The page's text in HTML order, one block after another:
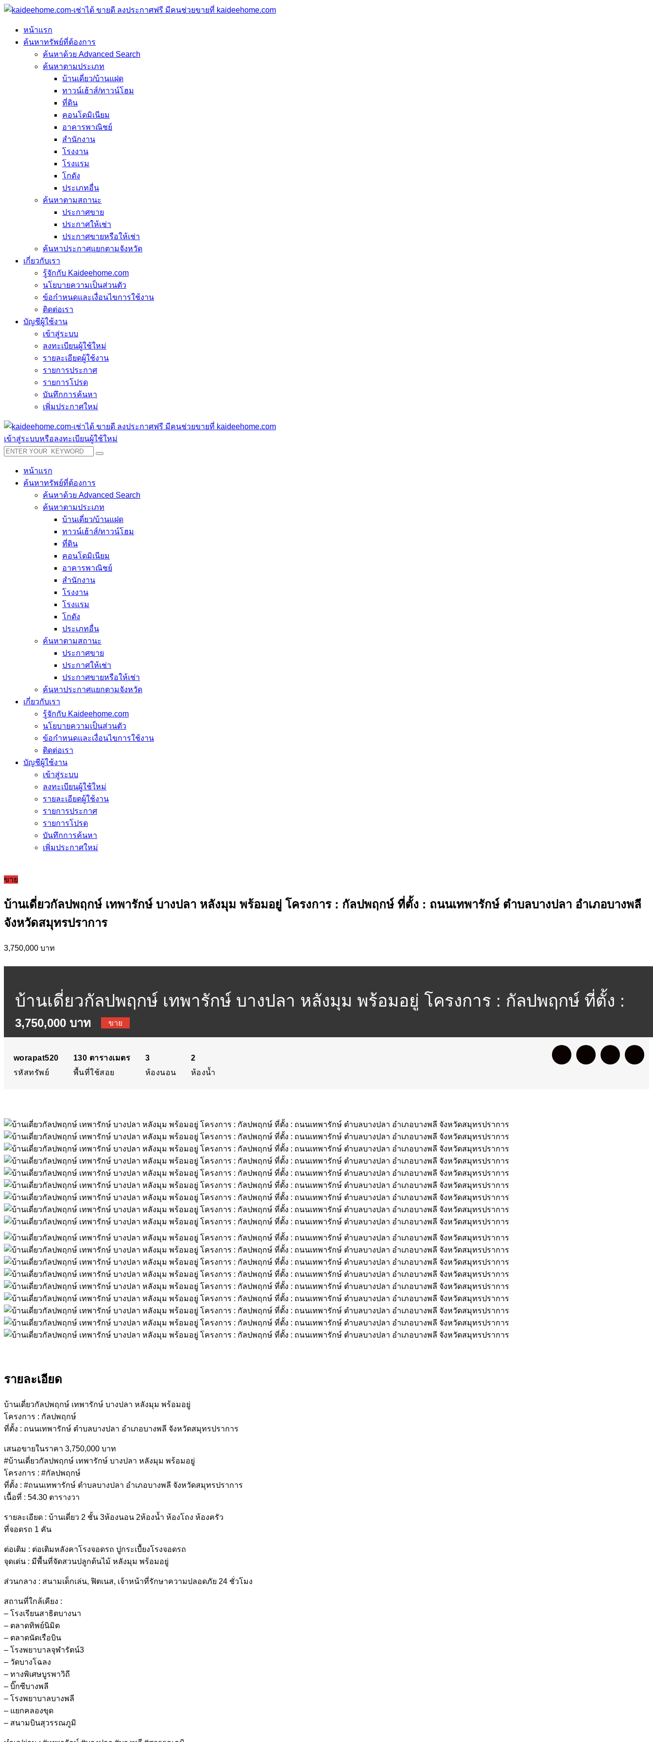
หน้าแรก
ค้นหาทรัพย์ที่ต้องการ
ค้นหาด้วย Advanced Search
ค้นหาตามประเภท
บ้านเดี่ยว/บ้านแฝด
ทาวน์เฮ้าส์/ทาวน์โฮม
ที่ดิน
คอนโดมิเนียม
อาคารพาณิชย์
สำนักงาน
โรงงาน
โรงแรม
โกดัง
ประเภทอื่น
ค้นหาตามสถานะ
ประกาศขาย
ประกาศให้เช่า
ประกาศขายหรือให้เช่า
ค้นหาประกาศแยกตามจังหวัด
เกี่ยวกับเรา
รู้จักกับ Kaideehome.com
นโยบายความเป็นส่วนตัว
ข้อกำหนดและเงื่อนไขการใช้งาน
ติดต่อเรา
บัญชีผู้ใช้งาน
เข้าสู่ระบบ
ลงทะเบียนผู้ใช้ใหม่
รายละเอียดผู้ใช้งาน
รายการประกาศ
รายการโปรด
บันทึกการค้นหา
เพิ่มประกาศใหม่
เข้าสู่ระบบหรือลงทะเบียนผู้ใช้ใหม่
หน้าแรก
ค้นหาทรัพย์ที่ต้องการ
ค้นหาด้วย Advanced Search
ค้นหาตามประเภท
บ้านเดี่ยว/บ้านแฝด
ทาวน์เฮ้าส์/ทาวน์โฮม
ที่ดิน
คอนโดมิเนียม
อาคารพาณิชย์
สำนักงาน
โรงงาน
โรงแรม
โกดัง
ประเภทอื่น
ค้นหาตามสถานะ
ประกาศขาย
ประกาศให้เช่า
ประกาศขายหรือให้เช่า
ค้นหาประกาศแยกตามจังหวัด
เกี่ยวกับเรา
รู้จักกับ Kaideehome.com
นโยบายความเป็นส่วนตัว
ข้อกำหนดและเงื่อนไขการใช้งาน
ติดต่อเรา
บัญชีผู้ใช้งาน
เข้าสู่ระบบ
ลงทะเบียนผู้ใช้ใหม่
รายละเอียดผู้ใช้งาน
รายการประกาศ
รายการโปรด
บันทึกการค้นหา
เพิ่มประกาศใหม่
ขาย
บ้านเดี่ยวกัลปพฤกษ์ เทพารักษ์ บางปลา หลังมุม พร้อมอยู่ โครงการ : กัลปพฤกษ์ ที่ตั้ง : ถนนเทพารักษ์ ตำบลบางปลา อำเภอบางพลี
จังหวัดสมุทรปราการ
3,750,000 บาท
บ้านเดี่ยวกัลปพฤกษ์ เทพารักษ์ บางปลา หลังมุม พร้อมอยู่ โครงการ : กัลปพฤกษ์ ที่ตั้ง :
ถนนเทพารักษ์ ตำบลบางปลา อำเภอบางพลี จังหวัดสมุทรปราการ
3,750,000 บาท ขาย
worapat520
รหัสทรัพย์
130 ตารางเมตร
พื้นที่ใช้สอย
3
ห้องนอน
2
ห้องน้ำ
รายละเอียด
บ้านเดี่ยวกัลปพฤกษ์ เทพารักษ์ บางปลา หลังมุม พร้อมอยู่
โครงการ : กัลปพฤกษ์
ที่ตั้ง : ถนนเทพารักษ์ ตำบลบางปลา อำเภอบางพลี จังหวัดสมุทรปราการ
เสนอขายในราคา 3,750,000 บาท
#บ้านเดี่ยวกัลปพฤกษ์ เทพารักษ์ บางปลา หลังมุม พร้อมอยู่
โครงการ : #กัลปพฤกษ์
ที่ตั้ง : #ถนนเทพารักษ์ ตำบลบางปลา อำเภอบางพลี จังหวัดสมุทรปราการ
เนื้อที่ : 54.30 ตารางวา
รายละเอียด : บ้านเดี่ยว 2 ชั้น 3ห้องนอน 2ห้องน้ำ ห้องโถง ห้องครัว
ที่จอดรถ 1 คัน
ต่อเติม : ต่อเติมหลังคาโรงจอดรถ ปูกระเบื้ยงโรงจอดรถ
จุดเด่น : มีพื้นที่จัดสวนปลูกต้นไม้ หลังมุม พร้อมอยู่
ส่วนกลาง : สนามเด็กเล่น, ฟิตเนส, เจ้าหน้าที่รักษาความปลอดภัย 24 ชั่วโมง
สถานที่ใกล้เคียง :
– โรงเรียนสาธิตบางนา
– ตลาดทิพย์นิมิต
– ตลาดนัดเรือบิน
– โรงพยาบาลจุฬารัตน์3
– วัดบางโฉลง
– ทางพิเศษบูรพาวิถี
– บิ๊กซีบางพลี
– โรงพยาบาลบางพลี
– แยกคลองขุด
– สนามบินสุวรรณภูมิ